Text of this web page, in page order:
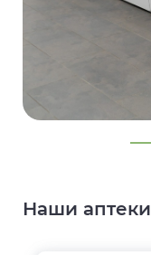
Наши аптеки